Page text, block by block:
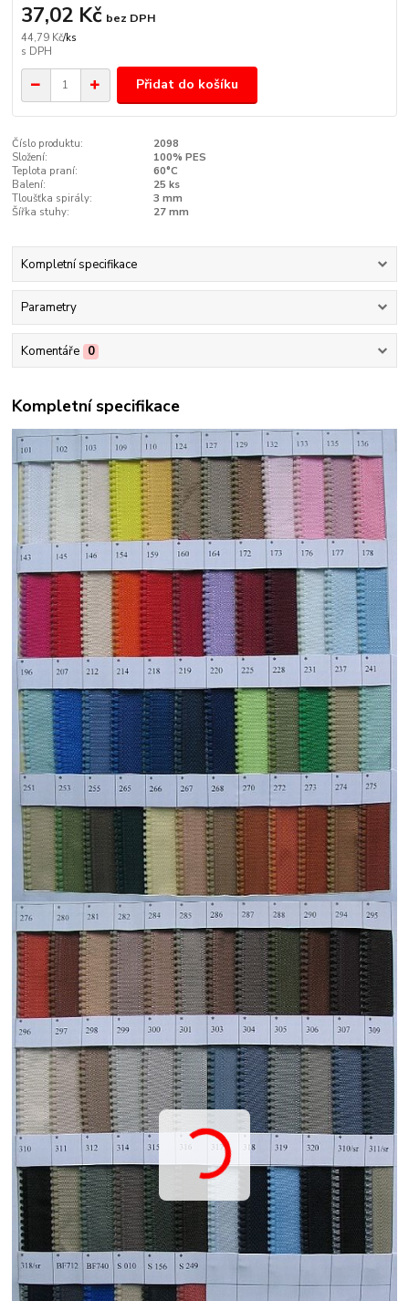
44,79 Kč/ks
37,02 Kč bez DPH
Přidat do košíku
Číslo produktu:
2098
Složení:
100% PES
Teplota praní:
60°C
Balení:
25 ks
Tloušťka spirály:
3 mm
Šířka stuhy:
27 mm
Kompletní specifikace
Parametry
Komentáře 0
Kompletní specifikace